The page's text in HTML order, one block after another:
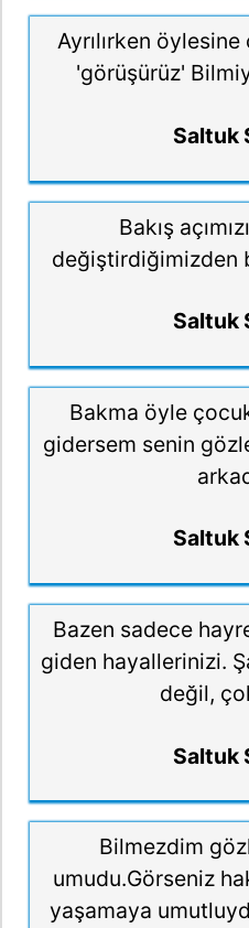
Ayrılırken öylesine
'görüşürüz'
Saltuk
Bakış
değiştirdiğimizden
Saltuk
Bakma öyle
gidersem senin
Saltuk
Bazen sadece
giden hayallerinizi.
değil,
Saltuk
Bilmezdim
umudu.Görseniz
yaşamaya